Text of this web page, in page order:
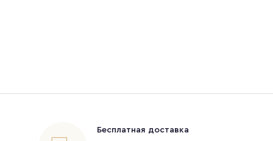
Бесплатная доставка